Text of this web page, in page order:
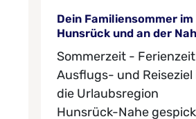
Dein Familiensommer im
Hunsrück und an der
Sommerzeit -
Ausflugs- und Reiseziel
die Urlaubsregion
Hunsrück-Nahe